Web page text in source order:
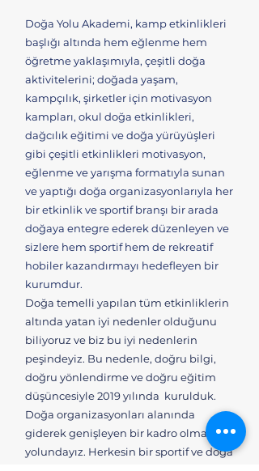
Doğa Yolu Akademi, kamp etkinlikleri
başlığı altında hem eğlenme hem
öğretme yaklaşımıyla, çeşitli doğa
aktivitelerini; doğada yaşam,
kampçılık, şirketler için motivasyon
kampları, okul doğa etkinlikleri,
dağcılık eğitimi ve doğa yürüyüşleri
gibi çeşitli etkinlikleri motivasyon,
eğlenme ve yarışma formatıyla sunan
ve yaptığı doğa organizasyonlarıyla her
bir etkinlik ve sportif branşı bir arada
doğaya entegre ederek düzenleyen ve
sizlere hem sportif hem de rekreatif
hobiler kazandırmayı hedefleyen bir
kurumdur.
Doğa temelli yapılan tüm etkinliklerin
altında yatan iyi nedenler olduğunu
biliyoruz ve biz bu iyi nedenlerin
peşindeyiz. Bu nedenle, doğru bilgi,
doğru yönlendirme ve doğru eğitim
düşüncesiyle 2019 yılında kurulduk.
Doğa organizasyonları alanında
giderek genişleyen bir kadro olma
yolundayız. Herkesin bir sportif ve doğa